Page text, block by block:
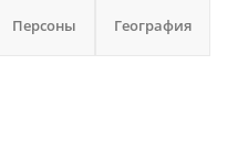
Персоны География